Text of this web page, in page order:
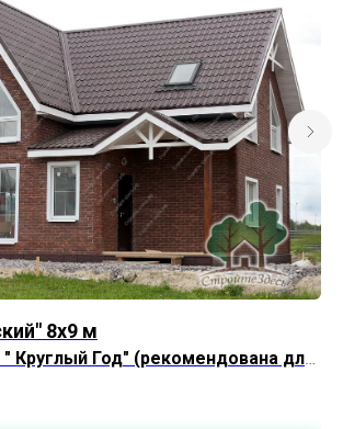
8х9 м
Круглый Год" (рекомендована для